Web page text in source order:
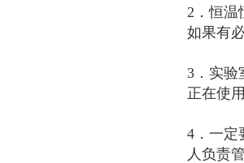
2．恒温
如果有
3．实验
正在使
4．一定
人负责